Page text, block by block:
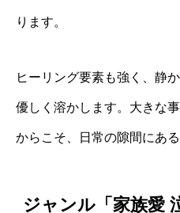
ります。
ヒーリング要素も強く、静
優しく溶かします。大きな
からこそ、日常の隙間にあ
ジャンル「家族愛